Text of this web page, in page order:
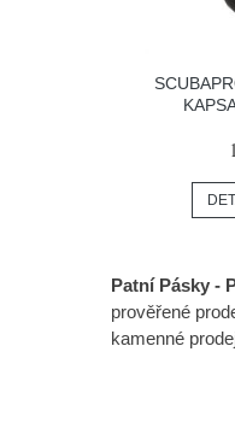
Patní Pásky -
prověřené
kamenné